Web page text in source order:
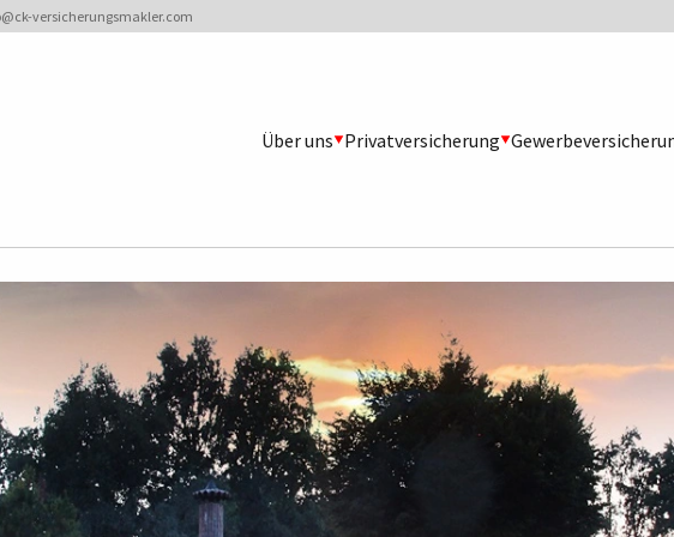
versicherungsmakler.com
Über uns Privatversicherung